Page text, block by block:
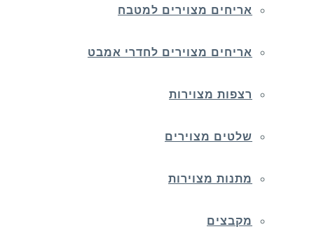
אריחים מצוירים למטבח
אריחים מצוירים לחדרי אמבט
רצפות מצוירות
שלטים מצוירים
מתנות מצוירות
מקבצים